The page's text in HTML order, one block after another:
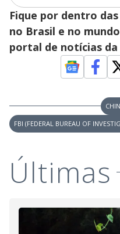
Fique por dentro
no Brasil e no
portal de notícias da
FBI (FEDERAL BUREAU OF
Últimas